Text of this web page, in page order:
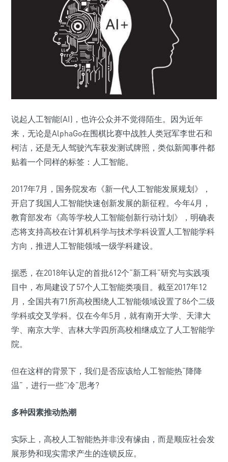
说起人工智能(AI)，也许公众并不觉得陌生。因为近年
来，无论是AlphaGo在围棋比赛中战胜人类冠军李世石和
柯洁，还是无人驾驶汽车获发测试牌照，类似新闻事件都
贴着一个同样的标签：人工智能。
2017年7月，国务院发布《新一代人工智能发展规划》，
开启了我国人工智能快速创新发展的新征程。今年4月，
教育部发布《高等学校人工智能创新行动计划》，明确表
态将支持高校在计算机科学与技术学科设置人工智能学科
方向，推进人工智能领域一级学科建设。
据悉，在2018年认定的首批612个“新工科”研究与实践项
目中，布局建设了57个人工智能类项目。截至2017年12
月，全国共有71所高校围绕人工智能领域设置了86个二级
学科或交叉学科。仅在今年5月，就有南开大学、天津大
学、南京大学、吉林大学四所高校相继成立了人工智能学
院。
但在这样的背景下，我们是否应该给人工智能热“降降
温”，进行一些“冷”思考?
多种因素推动热潮
实际上，高校人工智能热并非没有缘由，而是顺应社会发
展形势和现实需求产生的连锁反应。